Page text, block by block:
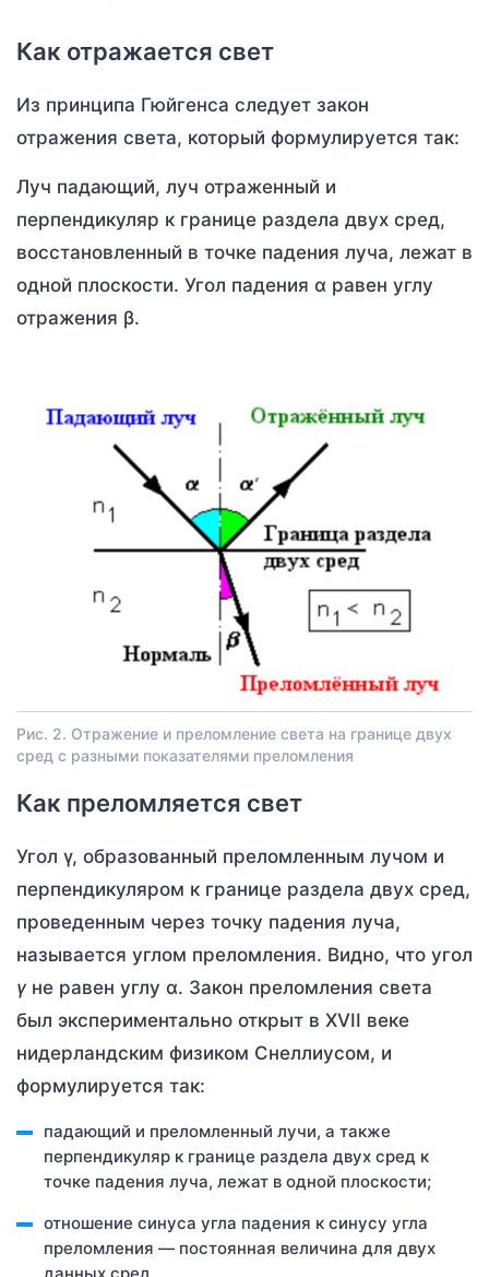
Как отражается свет
Из принципа Гюйгенса следует закон
отражения света, который формулируется так:
Луч падающий, луч отраженный и
перпендикуляр к границе раздела двух сред,
восстановленный в точке падения луча, лежат в
одной плоскости. Угол падения α равен углу
отражения β.
Рис. 2. Отражение и преломление света на границе двух
сред с разными показателями преломления
Как преломляется свет
Угол γ, образованный преломленным лучом и
перпендикуляром к границе раздела двух сред,
проведенным через точку падения луча,
называется углом преломления. Видно, что угол
γ не равен углу α. Закон преломления света
был экспериментально открыт в ХVII веке
нидерландским физиком Снеллиусом, и
формулируется так:
падающий и преломленный лучи, а также
перпендикуляр к границе раздела двух сред к
точке падения луча, лежат в одной плоскости;
отношение синуса угла падения к синусу угла
преломления — постоянная величина для двух
данных сред.